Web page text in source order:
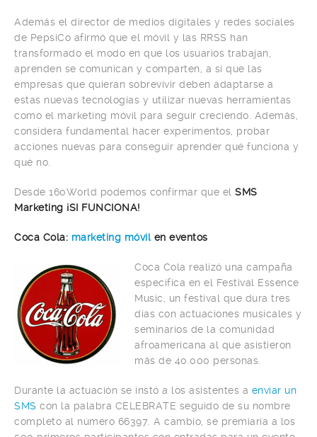
Además el director de medios digitales y redes sociales
de PepsiCo afirmó que el móvil y las RRSS han
transformado el modo en que los usuarios trabajan,
aprenden se comunican y comparten, a si que las
empresas que quieran sobrevivir deben adaptarse a
estas nuevas tecnologías y utilizar nuevas herramientas
como el marketing móvil para seguir creciendo. Además,
considera fundamental hacer experimentos, probar
acciones nuevas para conseguir aprender qué funciona y
qué no.
Desde 160World podemos confirmar que el SMS
Marketing ¡SI FUNCIONA!
Coca Cola: marketing móvilen eventos
Coca Cola realizó una campaña
específica en el Festival Essence
Music, un festival que dura tres
días con actuaciones musicales y
seminarios de la comunidad
afroamericana al que asistieron
más de 40.000 personas.
Durante la actuación se instó a los asistentes a enviar un
SMS con la palabra CELEBRATE seguido de su nombre
completo al número 66397. A cambio, se premiaría a los